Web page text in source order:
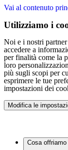
Vai al contenuto
Utilizziamo i
Noi e i nostri
accedere a
per finalità come la
loro
più sugli scopi per
esprimere le tue
impostazioni dei
Modifica le
Cosa offriamo